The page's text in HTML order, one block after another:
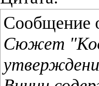
Сообщение
Сюжет